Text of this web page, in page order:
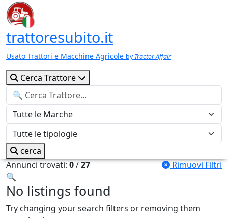
trattoresubito.it
Usato Trattori e Macchine Agricole by Tractor Affair
Cerca Trattore
cerca
Annunci trovati:0/27
Rimuovi Filtri
🔍
No listings found
Try changing your search filters or removing them